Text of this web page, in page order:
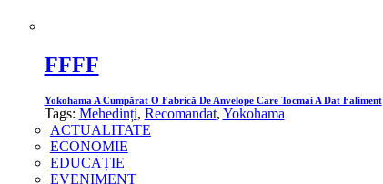
FFFF
Yokohama A Cumpărat O Fabrică De Anvelope Care Tocmai A Dat Faliment
Tags: Mehedinți, Recomandat, Yokohama
ACTUALITATE
ECONOMIE
EDUCAȚIE
EVENIMENT